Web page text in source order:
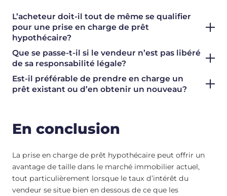
L’acheteur doit-il tout de même se qualifier
pour une prise en charge de prêt
hypothécaire?
Que se passe-t-il si le vendeur n’est pas libéré
de sa responsabilité légale?
Est-il préférable de prendre en charge un
prêt existant ou d’en obtenir un nouveau?
En conclusion
La prise en charge de prêt hypothécaire peut offrir un
avantage de taille dans le marché immobilier actuel,
tout particulièrement lorsque le taux d’intérêt du
vendeur se situe bien en dessous de ce que les